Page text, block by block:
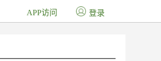
APP访问 登录